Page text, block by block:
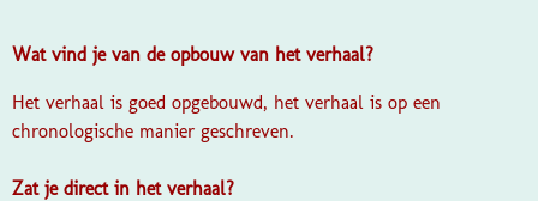
Wat vind je van de opbouw van het verhaal?
Het verhaal is goed opgebouwd, het verhaal is op een
chronologische manier geschreven.
Zat je direct in het verhaal?